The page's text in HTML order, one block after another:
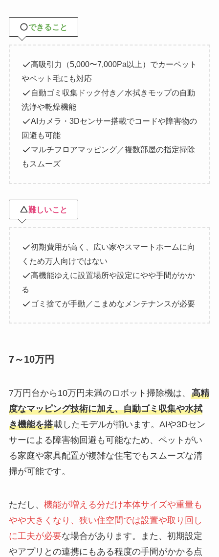
できること
高吸引力（5,000〜7,000Pa以上）でカーペット
やペット毛にも対応
自動ゴミ収集ドック付き／水拭きモップの自動
洗浄や乾燥機能
AIカメラ・3Dセンサー搭載でコードや障害物の
回避も可能
マルチフロアマッピング／複数部屋の指定掃除
もスムーズ
難しいこと
初期費用が高く、広い家やスマートホームに向
くため万人向けではない
高機能ゆえに設置場所や設定にやや手間がかか
る
ゴミ捨てが手動／こまめなメンテナンスが必要
7～10万円
7万円台から10万円未満のロボット掃除機は、 高精
度なマッピング技術に加え、自動ゴミ収集や水拭
き機能を搭載したモデルが揃います。AIや3Dセン
サーによる障害物回避も可能なため、ペットがい
る家庭や家具配置が複雑な住宅でもスムーズな清
掃が可能です。
ただし、 機能が増える分だけ本体サイズや重量も
やや大きくなり、狭い住空間では設置や取り回し
に工夫が必要な場合があります。また、初期設定
やアプリとの連携にもある程度の手間がかかる点